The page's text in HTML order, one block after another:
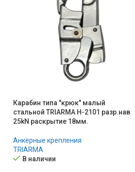
Карабин типа "крюк" малый
стальной TRIARMA H-2101 разр.нав
25kN раскрытие 18мм.
Анкерные крепления
TRIARMA
В наличии